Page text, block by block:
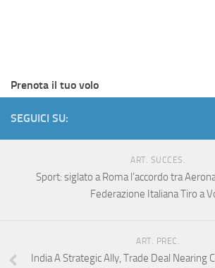
Prenota il tuo volo
SEGUICI SU:
ART. SUCCES.
Sport: siglato a Roma l’accordo tra
Federazione Italiana Tiro a
ART. PREC.
India A Strategic Ally, Trade Deal Nearing